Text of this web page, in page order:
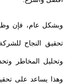
وبشكل عام، فإن
تحقيق النجاح
وتحليل المخاطر
وهذا يساعد على